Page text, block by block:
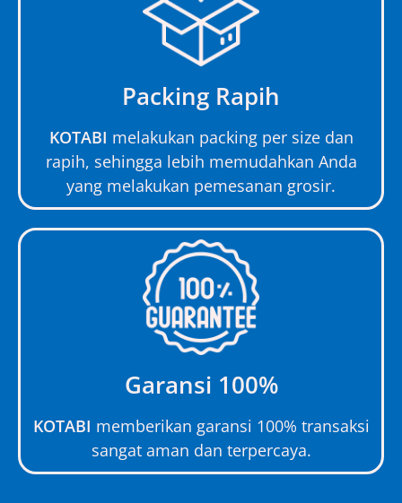
Packing Rapih
KOTABI melakukan packing per size dan
rapih, sehingga lebih memudahkan Anda
yang melakukan pemesanan grosir.
Garansi 100%
KOTABI memberikan garansi 100% transaksi
sangat aman dan terpercaya.